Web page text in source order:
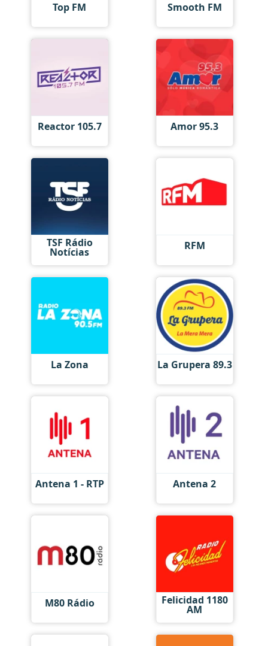
Top FM Smooth FM
Reactor 105.7 Amor 95.3
TSF Rádio
Notícias RFM
La Zona La Grupera 89.3
Antena 1 - RTP Antena 2
M80 Rádio Felicidad 1180
AM